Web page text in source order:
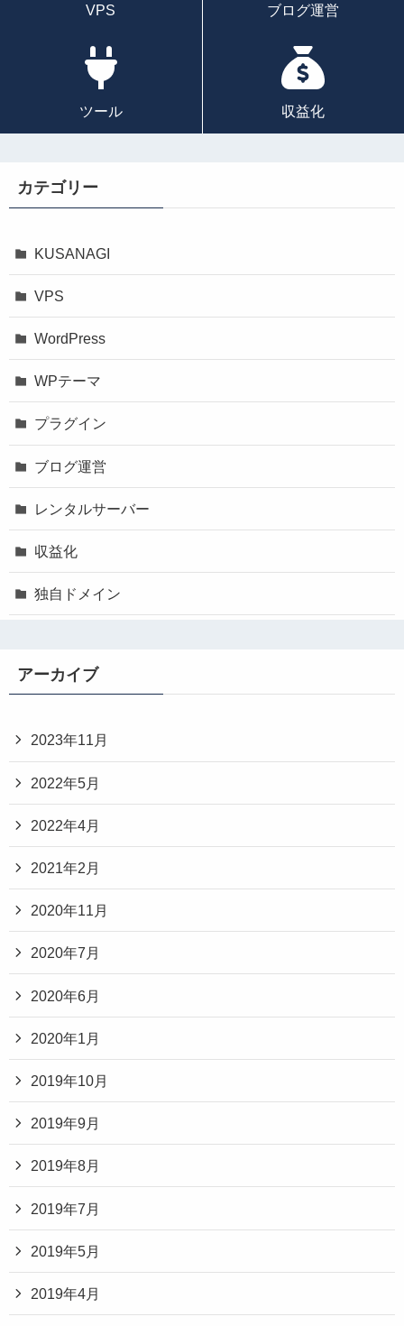
VPS ブログ運営
ツール 収益化
カテゴリー
KUSANAGI
VPS
WordPress
WPテーマ
プラグイン
ブログ運営
レンタルサーバー
収益化
独自ドメイン
アーカイブ
2023年11月
2022年5月
2022年4月
2021年2月
2020年11月
2020年7月
2020年6月
2020年1月
2019年10月
2019年9月
2019年8月
2019年7月
2019年5月
2019年4月